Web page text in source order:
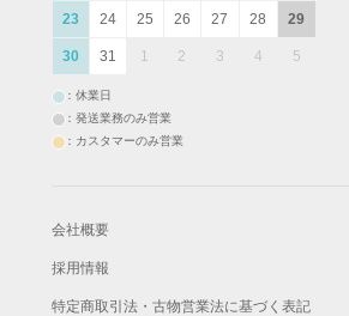
23 24 25 26 27 28 29
30 31 1 2 3 4 5
：休業日
：発送業務のみ営業
：カスタマーのみ営業
会社概要
採用情報
特定商取引法・古物営業法に基づく表記